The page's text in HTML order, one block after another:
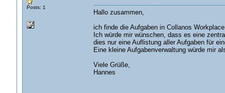
Posts: 1
Hallo zusammen,
ich finde die Aufgaben in Collanos
Ich würde mir wünschen, dass es eine
dies nur eine Auflistung aller Aufgaben für
Eine kleine Aufgabenverwaltung würde mir
Viele Grüße,
Hannes